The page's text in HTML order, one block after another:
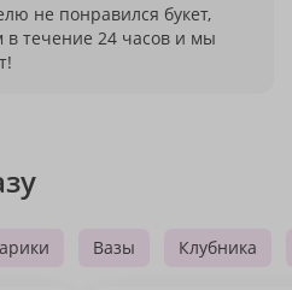
не понравился букет,
в течение 24 часов и мы
Вазы Клубника